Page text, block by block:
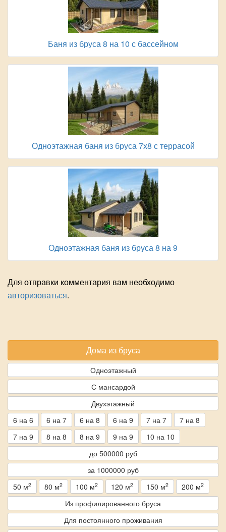
Баня из бруса 8 на 10 с бассейном
Одноэтажная баня из бруса 7х8 с террасой
Одноэтажная баня из бруса 8 на 9
Для отправки комментария вам необходимо
авторизоваться.
Дома из бруса
Одноэтажный
С мансардой
Двухэтажный
6 на 6
6 на 7 6 на 8 6 на 9 7 на 7
7 на 8
7 на 9
8 на 8 8 на 9 9 на 9
10 на 10
до 500000 руб
за 1000000 руб
50 м2 80 м2 100 м2 120 м2 150 м2 200 м2
Из профилированного бруса
Для постоянного проживания